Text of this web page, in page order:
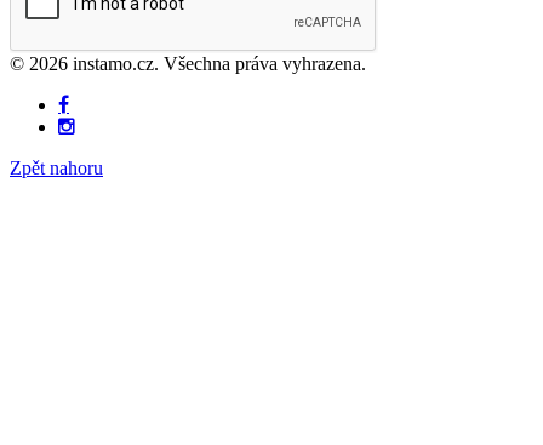
© 2026 instamo.cz. Všechna práva vyhrazena.
Zpět nahoru